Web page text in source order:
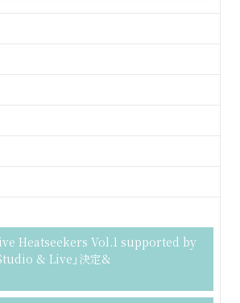
Live Heatseekers Vol.1 supported by
& Live」決定&